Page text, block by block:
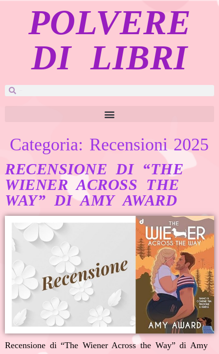
POLVERE
DI LIBRI
Categoria: Recensioni 2025
RECENSIONE DI “THE
WIENER ACROSS THE
WAY” DI AMY AWARD
Recensione di “The Wiener Across the Way” di Amy